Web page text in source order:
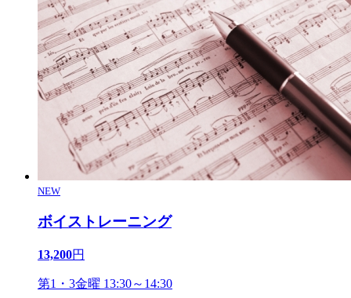
NEW
ボイストレーニング
13,200円
第1・3金曜 13:30～14:30